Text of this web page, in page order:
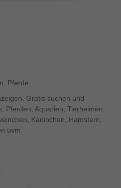
Pferde.
Gratis suchen und
Pferden, Aquarien, Tierheimen,
Kaninchen, Hamstern,
uvm.